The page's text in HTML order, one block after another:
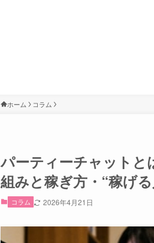
ホーム コラム
パーティーチャットと
組みと稼ぎ方・“稼げ
コラム 2026年4月21日